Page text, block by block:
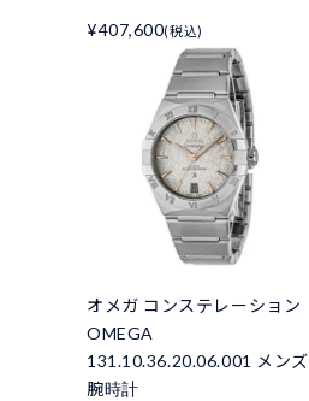
¥407,600(税込)
オメガ コンステレーション
OMEGA
131.10.36.20.06.001 メンズ
腕時計